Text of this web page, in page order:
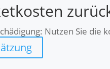
Nutzen Sie